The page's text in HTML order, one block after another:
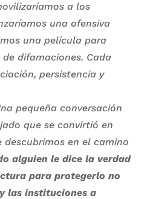
a los
una ofensiva
una película para
difamaciones. Cada
persistencia y
pequeña conversación
que se convirtió en
descubrimos en el camino
alguien le dice la verdad
para protegerlo no
las instituciones a